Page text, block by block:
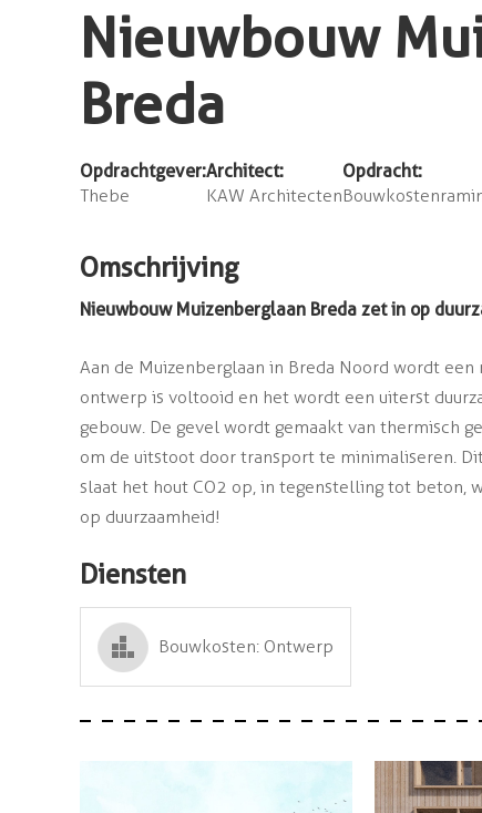
Nieuwbouw
Breda
Opdrachtgever:
Thebe
Architect:
KAW Architecten
Opdracht:
Omschrijving
Nieuwbouw Muizenberglaan Breda zet in op
Aan de Muizenberglaan in Breda Noord wordt
ontwerp is voltooid en het wordt een uiterst
gebouw. De gevel wordt gemaakt van thermisch
om de uitstoot door transport te minimaliseren.
slaat het hout CO2 op, in tegenstelling tot beton,
op duurzaamheid!
Diensten
Bouwkosten: Ontwerp